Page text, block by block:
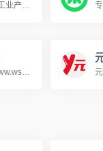
神龙号是一个工业产品分类信息网络服务平台。整合工业产品（设备、材料、原料、材料、机械、五金、仪器仪表、配件、方案、服务、二手、出租等）分类产品信息，让用户快速精准检索到需求产品信息。同时设有产品排行榜单、产品品牌、品牌排行、行业专区、产品品类专区等栏目，帮助中小企业、厂商通过网络营销的方式宣传企业产品或服务，获得更多商机。
中睿百科网(www.ws46.com)分享百科小知识，这里汇聚了知识问答、生活常识，帮助用户解决生活中的常见问题。